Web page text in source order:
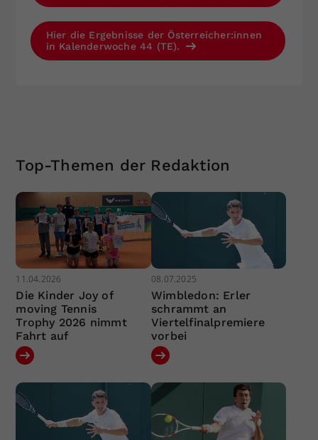
Hier die Ergebnisse der Österreicher:innen
in Kalenderwoche 44 (TE).
Top-Themen der Redaktion
11.04.2026
Die Kinder Joy of
moving Tennis
Trophy 2026 nimmt
Fahrt auf
08.07.2025
Wimbledon: Erler
schrammt an
Viertelfinalpremiere
vorbei